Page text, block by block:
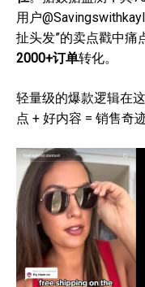
用户
扯头发”的卖点戳中痛
2000+订单转化。
轻量级的爆款逻辑在
点 + 好内容 = 销售奇迹